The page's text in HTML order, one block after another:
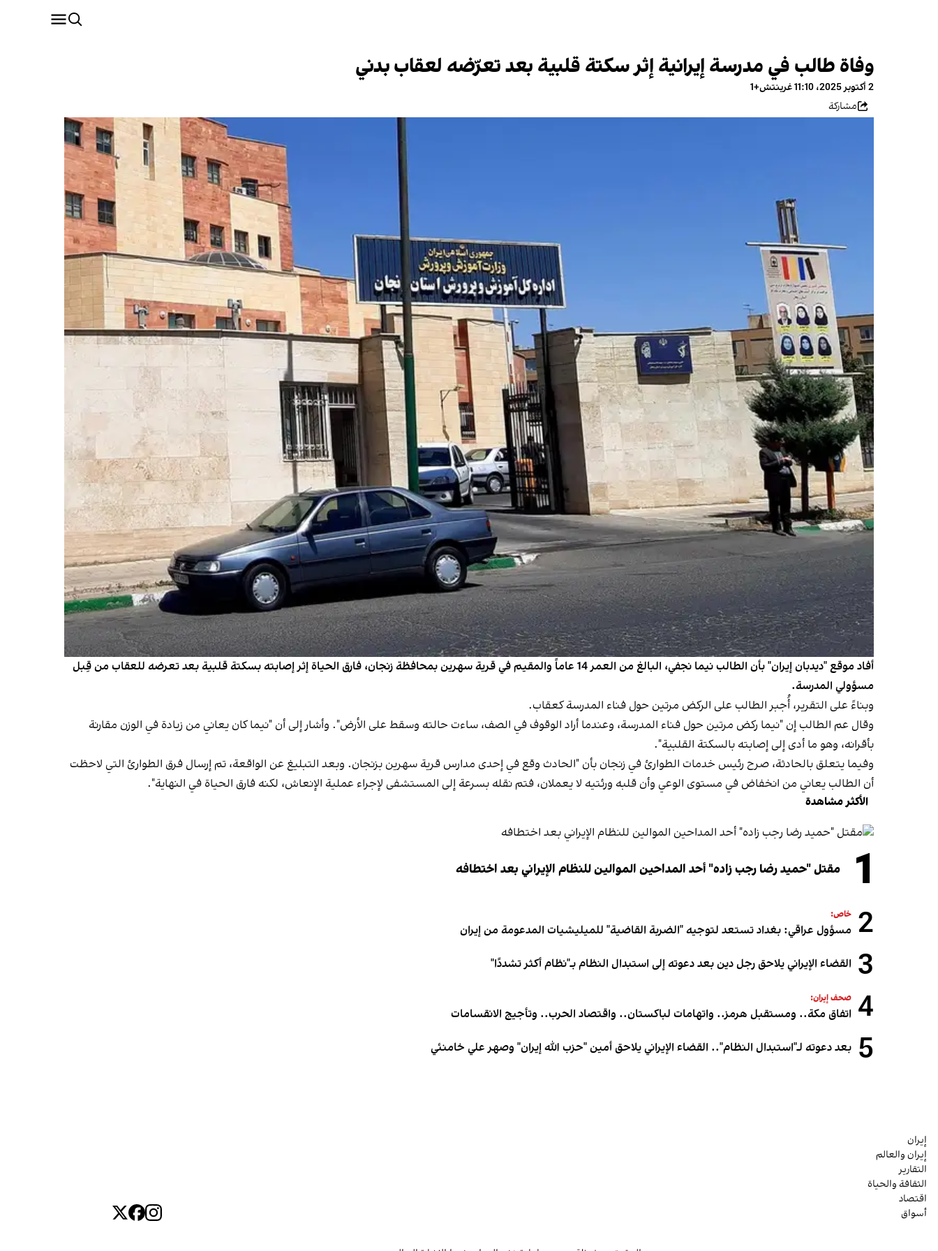
وفاة طالب في مدرسة إيرانية إثر سكتة قلبية بعد تعرّضه لعقاب بدني
2 أكتوبر 2025، 11:10 غرينتش+1
مشاركة
أفاد موقع "ديدبان إيران" بأن الطالب نيما نجفي، البالغ من العمر 14 عاماً والمقيم في قرية سهرين بمحافظة زنجان، فارق الحياة إثر إصابته بسكتة قلبية بعد تعرضه للعقاب من قِبل
مسؤولي المدرسة.
وبناءً على التقرير، أُجبر الطالب على الركض مرتين حول فناء المدرسة كعقاب.
وقال عم الطالب إن "نيما ركض مرتين حول فناء المدرسة، وعندما أراد الوقوف في الصف، ساءت حالته وسقط على الأرض". وأشار إلى أن "نيما كان يعاني من زيادة في الوزن مقارنة
بأقرانه، وهو ما أدى إلى إصابته بالسكتة القلبية".
وفيما يتعلق بالحادثة، صرح رئيس خدمات الطوارئ في زنجان بأن "الحادث وقع في إحدى مدارس قرية سهرين بزنجان. وبعد التبليغ عن الواقعة، تم إرسال فرق الطوارئ التي لاحظت
أن الطالب يعاني من انخفاض في مستوى الوعي وأن قلبه ورئتيه لا يعملان، فتم نقله بسرعة إلى المستشفى لإجراء عملية الإنعاش، لكنه فارق الحياة في النهاية".
الأكثر مشاهدة
1 مقتل "حميد رضا رجب زاده" أحد المداحين الموالين للنظام الإيراني بعد اختطافه
2 خاص:
مسؤول عراقي: بغداد تستعد لتوجيه "الضربة القاضية" للميليشيات المدعومة من إيران
3 القضاء الإيراني يلاحق رجل دين بعد دعوته إلى استبدال النظام بـ"نظام أكثر تشددًا"
4 صحف إيران:
اتفاق مكة.. ومستقبل هرمز.. واتهامات لباكستان.. واقتصاد الحرب.. وتأجيج الانقسامات
5 بعد دعوته لـ"استبدال النظام".. القضاء الإيراني يلاحق أمين "حزب الله إيران" وصهر علي خامنئي
إيران
إيران والعالم
التقارير
الثقافة والحياة
اقتصاد
أسواق